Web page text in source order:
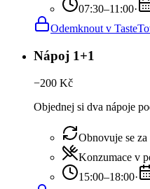
07:30–11:00·
Odemknout v
Nápoj 1+1
−200 Kč
Objednej si dva nápoje
Obnovuje se
Konzumace v
15:00–18:00·